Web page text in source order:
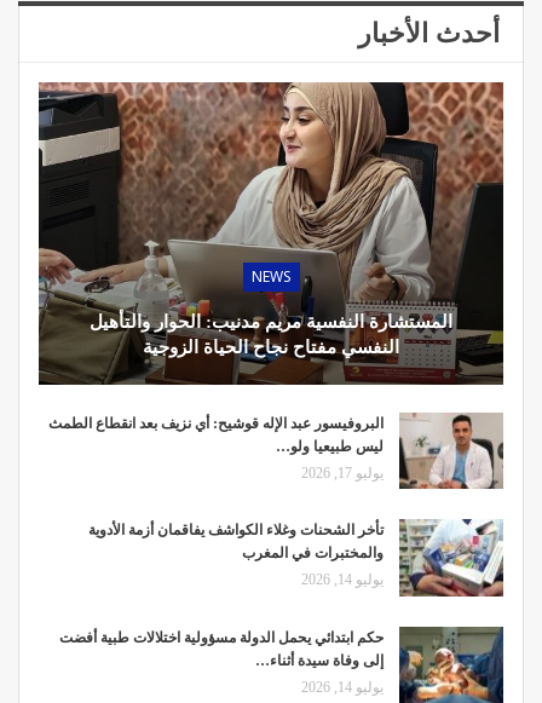
أحدث الأخبار
NEWS
المستشارة النفسية مريم مدنيب: الحوار والتأهيل
النفسي مفتاح نجاح الحياة الزوجية
البروفيسور عبد الإله قوشيح: أي نزيف بعد انقطاع الطمث
ليس طبيعيا ولو…
يوليو 17, 2026
تأخر الشحنات وغلاء الكواشف يفاقمان أزمة الأدوية
والمختبرات في المغرب
يوليو 14, 2026
حكم ابتدائي يحمل الدولة مسؤولية اختلالات طبية أفضت
إلى وفاة سيدة أثناء…
يوليو 14, 2026